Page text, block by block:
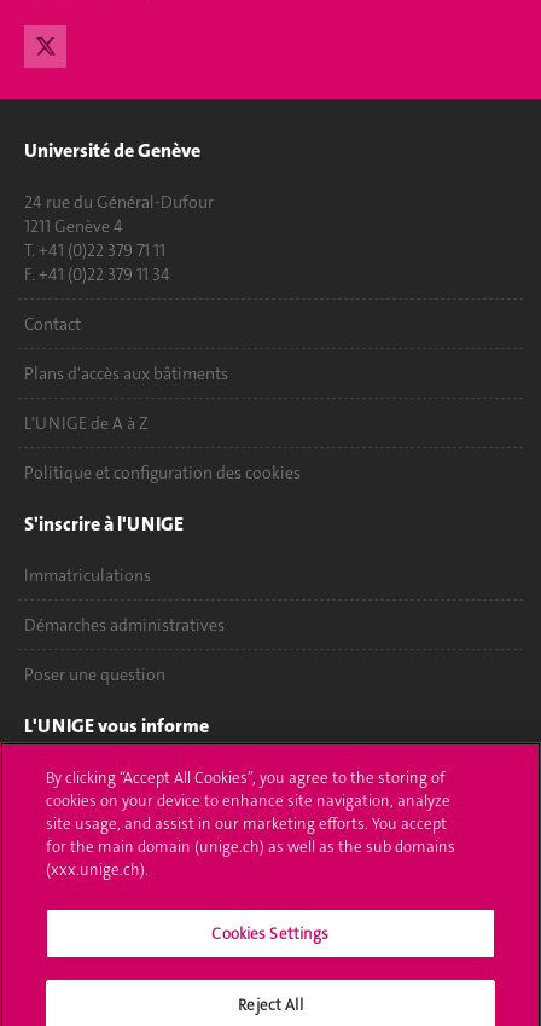
Université de Genève
24 rue du Général-Dufour
1211 Genève 4
T. +41 (0)22 379 71 11
F. +41 (0)22 379 11 34
Contact
Plans d'accès aux bâtiments
L'UNIGE de A à Z
Politique et configuration des cookies
S'inscrire à l'UNIGE
Immatriculations
Démarches administratives
Poser une question
L'UNIGE vous informe
UNIGE Mobile
Médias
Offres d'emploi
Calendrier académique
By clicking “Accept All Cookies”, you agree to the storing of
cookies on your device to enhance site navigation, analyze
site usage, and assist in our marketing efforts. You accept
for the main domain (unige.ch) as well as the sub domains
(xxx.unige.ch).
Cookies Settings
Reject All